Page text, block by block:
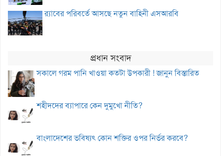
র‌্যাবের পরিবর্তে আসছে নতুন বাহিনী এসআরবি
প্রধান সংবাদ
সকালে গরম পানি খাওয়া কতটা উপকারী ! জানুন বিস্তারিত
শহীদদের ব্যাপারে কেন দুমুখো নীতি?
বাংলাদেশের ভবিষ্যৎ কোন শক্তির ওপর নির্ভর করবে?